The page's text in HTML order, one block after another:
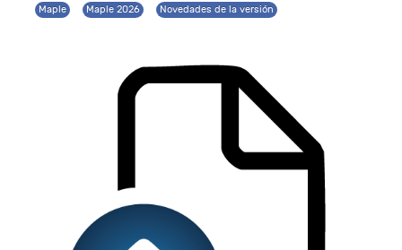
Maple Maple 2026 Novedades de la versión